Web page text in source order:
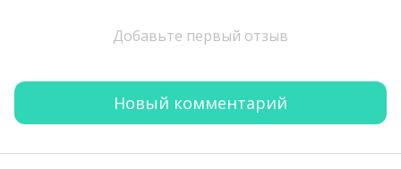
Добавьте первый отзыв
Новый комментарий